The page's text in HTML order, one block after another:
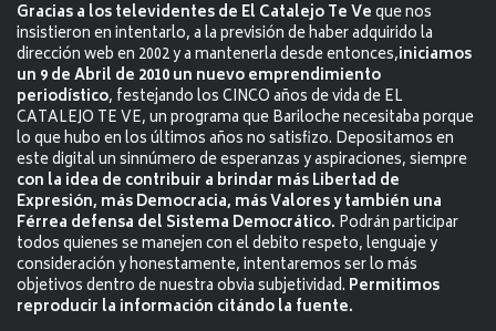
Gracias a los televidentes de El Catalejo Te Veque nos
insistieron en intentarlo, a la previsión de haber adquirido la
dirección web en 2002 y a mantenerla desde entonces,iniciamos
un 9 de Abril de 2010 un nuevo emprendimiento
periodístico, festejando los CINCO años de vida de EL
CATALEJO TE VE, un programa que Bariloche necesitaba porque
lo que hubo en los últimos años no satisfizo. Depositamos en
este digital un sinnúmero de esperanzas y aspiraciones, siempre
con la idea de contribuir a brindar más Libertad de
Expresión, más Democracia, más Valores y también una
Férrea defensa del Sistema Democrático. Podrán participar
todos quienes se manejen con el debito respeto, lenguaje y
consideración y honestamente, intentaremos ser lo más
objetivos dentro de nuestra obvia subjetividad. Permitimos
reproducir la información citándo la fuente.